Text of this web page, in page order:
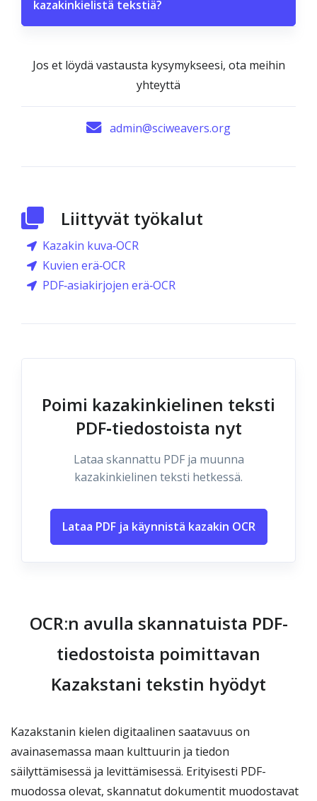
kazakinkielistä tekstiä?
Jos et löydä vastausta kysymykseesi, ota meihin
yhteyttä
admin@sciweavers.org
Liittyvät työkalut
Kazakin kuva‑OCR
Kuvien erä‑OCR
PDF‑asiakirjojen erä‑OCR
Poimi kazakinkielinen teksti
PDF‑tiedostoista nyt
Lataa skannattu PDF ja muunna
kazakinkielinen teksti hetkessä.
Lataa PDF ja käynnistä kazakin OCR
OCR:n avulla skannatuista PDF-
tiedostoista poimittavan
Kazakstani tekstin hyödyt
Kazakstanin kielen digitaalinen saatavuus on
avainasemassa maan kulttuurin ja tiedon
säilyttämisessä ja levittämisessä. Erityisesti PDF-
muodossa olevat, skannatut dokumentit muodostavat